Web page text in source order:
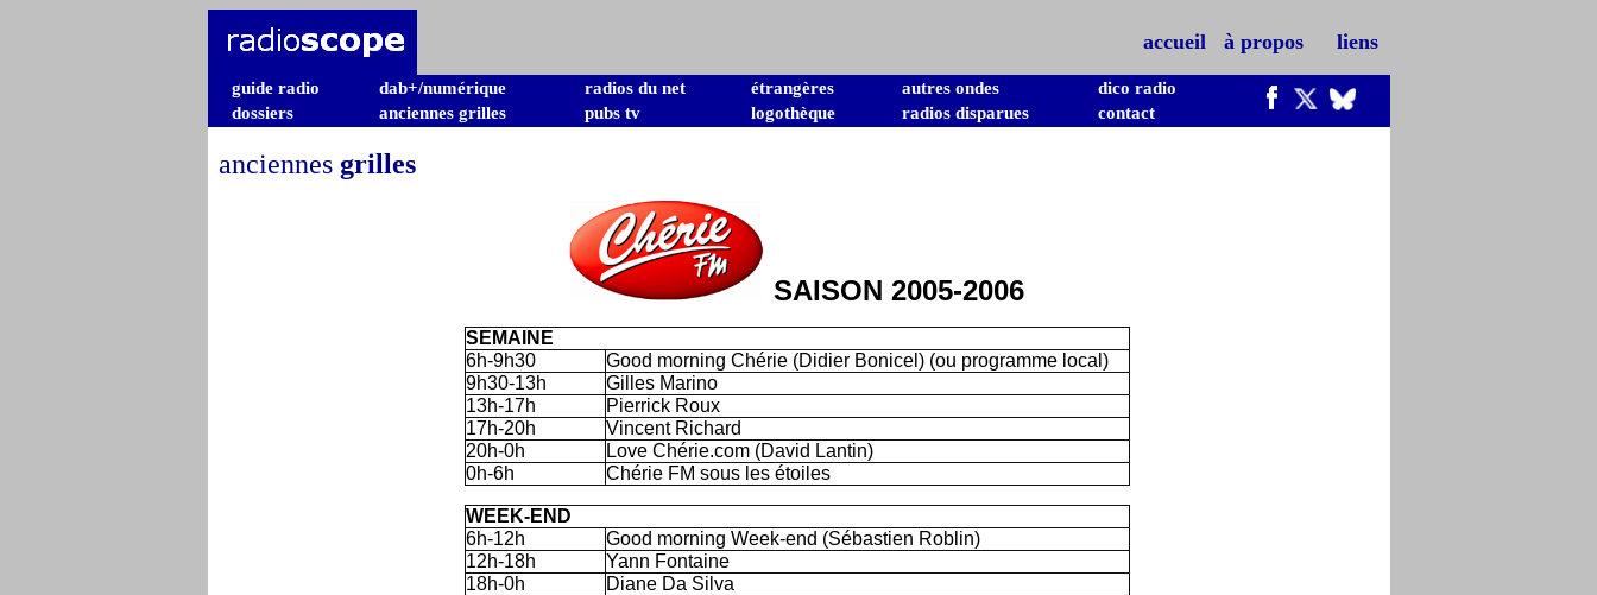
accueil à propos liens
guide radio dab+/numérique radios du net étrangères autres ondes
dico radio
dossiers
anciennes grilles pubs tv logothèque radios disparues contact
anciennes grilles
SAISON 2005-2006
SEMAINE
6h-9h30
Good morning Chérie (Didier Bonicel) (ou programme local)
9h30-13h
Gilles Marino
13h-17h
Pierrick Roux
17h-20h
Vincent Richard
20h-0h
Love Chérie.com (David Lantin)
0h-6h
Chérie FM sous les étoiles
WEEK-END
6h-12h
Good morning Week-end (Sébastien Roblin)
12h-18h
Yann Fontaine
18h-0h
Diane Da Silva